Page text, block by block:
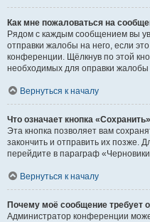
Как мне пожаловаться на
Рядом с каждым сообщением вы
отправки жалобы на него, если
конференции. Щёлкнув по этой
необходимых для оправки
Вернуться к началу
Что означает кнопка
Эта кнопка позволяет вам
закончить и отправить их позже.
перейдите в параграф
Вернуться к началу
Почему моё сообщение требует
Администратор конференции